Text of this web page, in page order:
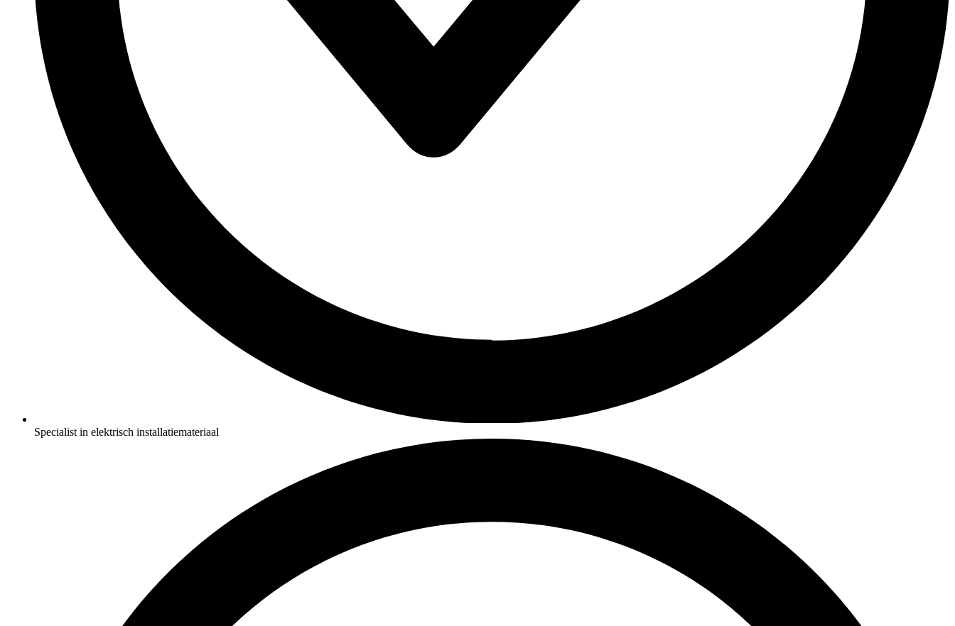
Specialist in elektrisch installatiemateriaal